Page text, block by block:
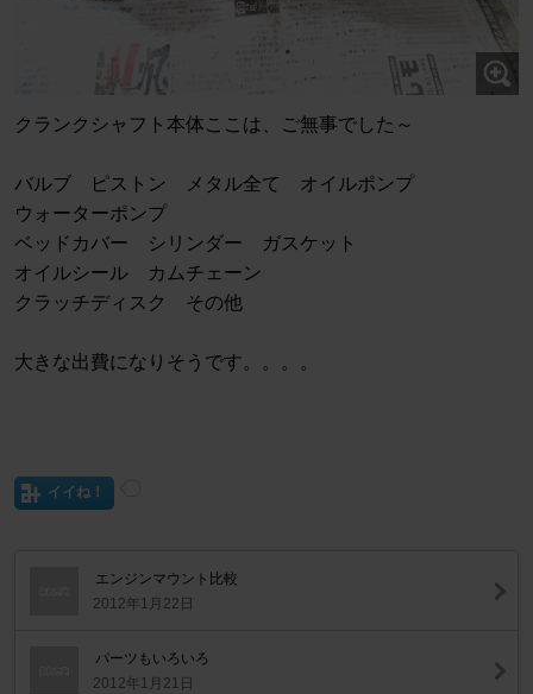
クランクシャフト本体ここは、ご無事でした～
バルブ ピストン メタル全て オイルポンプ
ウォーターポンプ
ベッドカバー シリンダー ガスケット
オイルシール カムチェーン
クラッチディスク その他
大きな出費になりそうです。。。。
イイね！
エンジンマウント比較
2012年1月22日
パーツもいろいろ
2012年1月21日